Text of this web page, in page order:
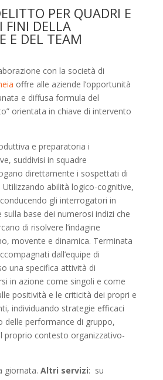
PER QUADRI E
FINI DELLA
E DEL TEAM
con la società di
offre alle aziende l’opportunità
e diffusa formula del
orientata in chiave di intervento
e preparatoria i
suddivisi in squadre
direttamente i sospettati di
abilità logico-cognitive,
gli interrogatori in
base dei numerosi indizi che
di risolvere l’indagine
movente e dinamica. Terminata
dall’equipe di
una specifica attività di
in azione come singoli e come
positività e le criticità dei propri e
individuando strategie efficaci
delle performance di gruppo,
proprio contesto organizzativo-
giornata. Altri servizi: su